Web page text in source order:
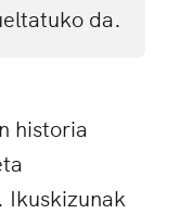
da.
historia
Ikuskizunak